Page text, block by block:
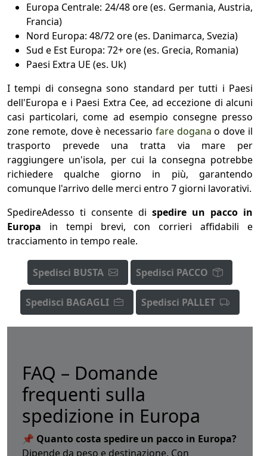
Europa Centrale: 24/48 ore (es. Germania, Austria,
Francia)
Nord Europa: 48/72 ore (es. Danimarca, Svezia)
Sud e Est Europa: 72+ ore (es. Grecia, Romania)
Paesi Extra UE (es. Uk)
I tempi di consegna sono standard per tutti i Paesi
dell'Europa e i Paesi Extra Cee, ad eccezione di alcuni
casi particolari, come ad esempio consegne presso
zone remote, dove è necessario fare dogana o dove il
trasporto prevede una tratta via mare per
raggiungere un'isola, per cui la consegna potrebbe
richiedere qualche giorno in più, garantendo
comunque l'arrivo delle merci entro 7 giorni lavorativi.
SpedireAdesso ti consente di spedire un pacco in
Europa in tempi brevi, con corrieri affidabili e
tracciamento in tempo reale.
Spedisci BUSTA Spedisci PACCO
Spedisci BAGAGLI Spedisci PALLET
FAQ – Domande
frequenti sulla
spedizione in Europa
📌 Quanto costa spedire un pacco in Europa?
Dipende da peso e destinazione. Con